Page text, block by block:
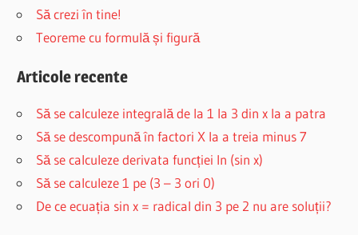
Să crezi în tine!
Teoreme cu formulă și figură
Articole recente
Să se calculeze integrală de la 1 la 3 din x la a patra
Să se descompună în factori X la a treia minus 7
Să se calculeze derivata funcției ln (sin x)
Să se calculeze 1 pe (3 – 3 ori 0)
De ce ecuația sin x = radical din 3 pe 2 nu are soluții?